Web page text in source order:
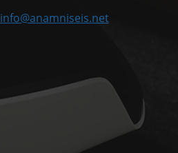
info@anamniseis.net